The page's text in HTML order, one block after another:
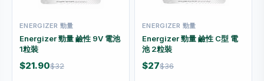
ENERGIZER 勁量
Energizer 勁量 鹼性 9V 電池
1粒裝
$21.90$32
ENERGIZER 勁量
Energizer 勁量 鹼性 C型 電
池 2粒裝
$27$36